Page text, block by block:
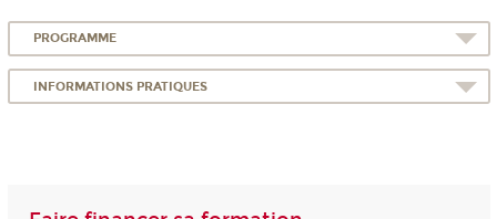
PROGRAMME
INFORMATIONS PRATIQUES